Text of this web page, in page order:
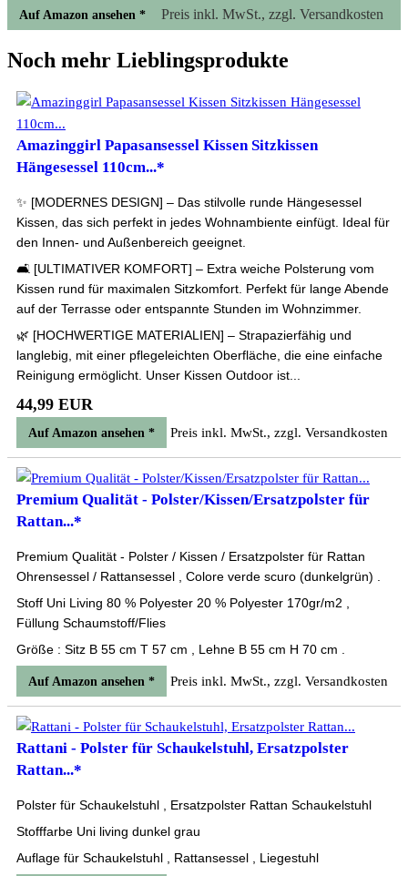
Auf Amazon ansehen * Preis inkl. MwSt., zzgl. Versandkosten
Noch mehr Lieblingsprodukte
Amazinggirl Papasansessel Kissen Sitzkissen
Hängesessel 110cm...*
✨ [MODERNES DESIGN] – Das stilvolle runde Hängesessel
Kissen, das sich perfekt in jedes Wohnambiente einfügt. Ideal für
den Innen- und Außenbereich geeignet.
🛋 [ULTIMATIVER KOMFORT] – Extra weiche Polsterung vom
Kissen rund für maximalen Sitzkomfort. Perfekt für lange Abende
auf der Terrasse oder entspannte Stunden im Wohnzimmer.
🌿 [HOCHWERTIGE MATERIALIEN] – Strapazierfähig und
langlebig, mit einer pflegeleichten Oberfläche, die eine einfache
Reinigung ermöglicht. Unser Kissen Outdoor ist...
44,99 EUR
Auf Amazon ansehen * Preis inkl. MwSt., zzgl. Versandkosten
Premium Qualität - Polster/Kissen/Ersatzpolster für
Rattan...*
Premium Qualität - Polster / Kissen / Ersatzpolster für Rattan
Ohrensessel / Rattansessel , Colore verde scuro (dunkelgrün) .
Stoff Uni Living 80 % Polyester 20 % Polyester 170gr/m2 ,
Füllung Schaumstoff/Flies
Größe : Sitz B 55 cm T 57 cm , Lehne B 55 cm H 70 cm .
Auf Amazon ansehen * Preis inkl. MwSt., zzgl. Versandkosten
Rattani - Polster für Schaukelstuhl, Ersatzpolster
Rattan...*
Polster für Schaukelstuhl , Ersatzpolster Rattan Schaukelstuhl
Stofffarbe Uni living dunkel grau
Auflage für Schaukelstuhl , Rattansessel , Liegestuhl